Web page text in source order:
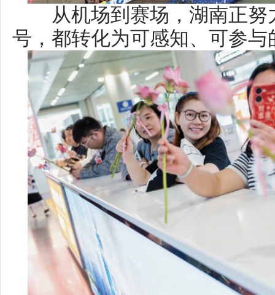
五一最霸气服务？长沙：把
我，你只管去玩！
去旅游最怕什么？拖着行李
包小包没法放手去逛吃逛吃？
为了让游客体验到更具服务
喜感的假期游玩服务。5月1日至
天心区将推出“无人行李墙”志愿
黄兴路步行街中心广场等2个核
版“官方行李卸货站”。